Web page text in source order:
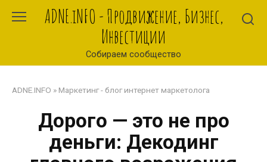
ADNE.iNFO - Продвижение, Бизнес,
Инвестиции
Собираем сообщество
ADNE.INFO » Маркетинг - блог интернет маркетолога
Дорого — это не про
деньги: Декодинг